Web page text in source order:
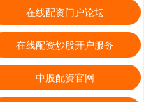
在线配资门户论坛
在线配资炒股开户服务
中股配资官网